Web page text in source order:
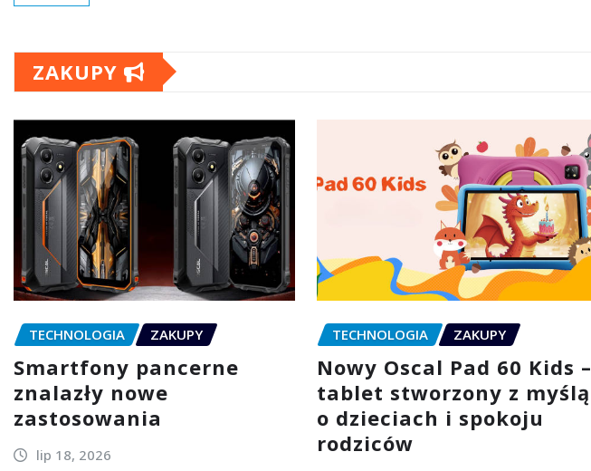
ZAKUPY
TECHNOLOGIA ZAKUPY
Smartfony pancerne
znalazły nowe
zastosowania
lip 18, 2026
TECHNOLOGIA ZAKUPY
Nowy Oscal Pad 60 Kids –
tablet stworzony z myślą
o dzieciach i spokoju
rodziców